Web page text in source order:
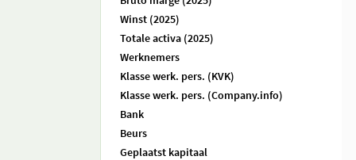
Winst (2025)
Totale activa (2025)
Werknemers
Klasse werk. pers. (KVK)
Klasse werk. pers. (Company.info)
Bank
Beurs
Geplaatst kapitaal